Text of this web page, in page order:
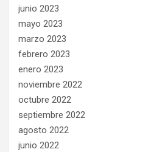
junio 2023
mayo 2023
marzo 2023
febrero 2023
enero 2023
noviembre 2022
octubre 2022
septiembre 2022
agosto 2022
junio 2022